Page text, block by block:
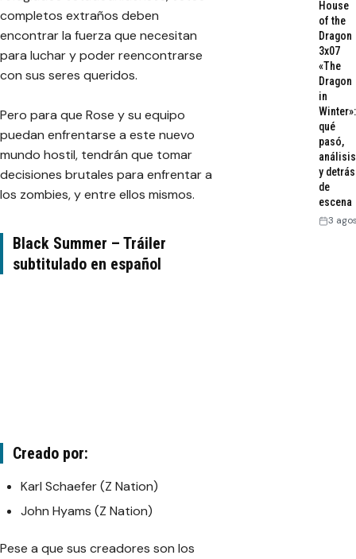
completos extraños deben
encontrar la fuerza que necesitan
para luchar y poder reencontrarse
con sus seres queridos.
Pero para que Rose y su equipo
puedan enfrentarse a este nuevo
mundo hostil, tendrán que tomar
decisiones brutales para enfrentar a
los zombies, y entre ellos mismos.
Black Summer – Tráiler
subtitulado en español
Creado por:
Karl Schaefer(Z Nation)
John Hyams (Z Nation)
Pese a que sus creadores son los
House
of the
Dragon
3x07
«The
Dragon
in
Winter»:
qué
pasó,
análisis
y detrás
de
escena
3